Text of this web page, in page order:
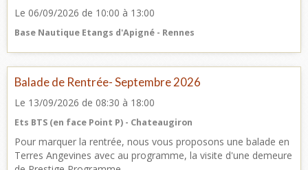
Le 06/09/2026 de 10:00 à 13:00
Base Nautique Etangs d'Apigné - Rennes
Balade de Rentrée- Septembre 2026
Le 13/09/2026 de 08:30 à 18:00
Ets BTS (en face Point P) - Chateaugiron
Pour marquer la rentrée, nous vous proposons une balade en
Terres Angevines avec au programme, la visite d'une demeure